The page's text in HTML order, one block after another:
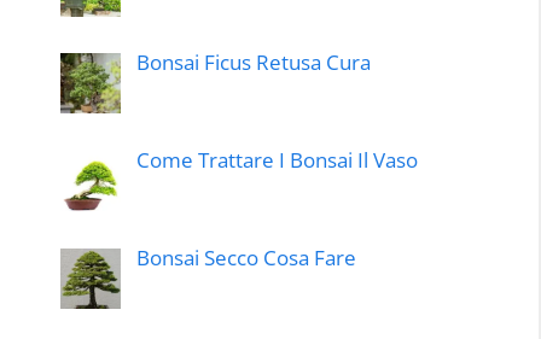
Bonsai Ficus Retusa Cura
Come Trattare I Bonsai Il Vaso
Bonsai Secco Cosa Fare